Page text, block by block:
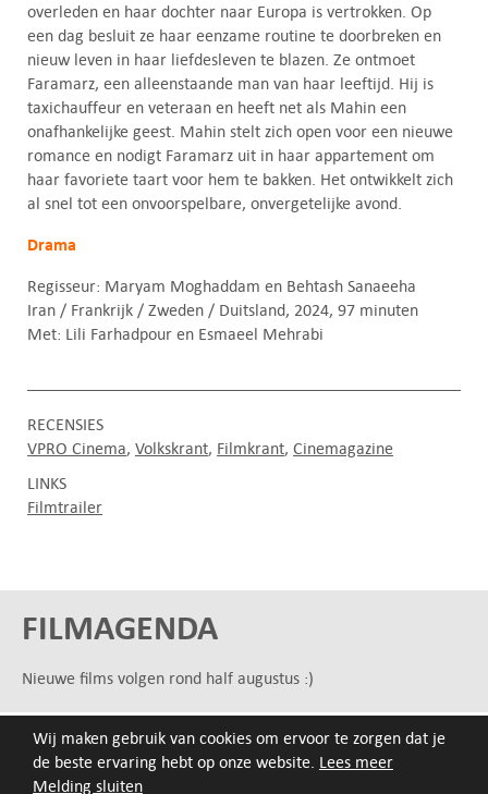
Melding sluiten
Wij maken gebruik van cookies om ervoor te zorgen dat je
de beste ervaring hebt op onze website. Lees meer
overleden en haar dochter naar Europa is vertrokken. Op
een dag besluit ze haar eenzame routine te doorbreken en
nieuw leven in haar liefdesleven te blazen. Ze ontmoet
Faramarz, een alleenstaande man van haar leeftijd. Hij is
taxichauffeur en veteraan en heeft net als Mahin een
onafhankelijke geest. Mahin stelt zich open voor een nieuwe
romance en nodigt Faramarz uit in haar appartement om
haar favoriete taart voor hem te bakken. Het ontwikkelt zich
al snel tot een onvoorspelbare, onvergetelijke avond.
Drama
Regisseur: Maryam Moghaddam en Behtash Sanaeeha
Iran / Frankrijk / Zweden / Duitsland, 2024, 97 minuten
Met: Lili Farhadpour en Esmaeel Mehrabi
RECENSIES
VPRO Cinema Volkskrant Filmkrant Cinemagazine
LINKS
Filmtrailer
FILMAGENDA
Nieuwe films volgen rond half augustus :)
ARCHIEF
Druk op de beginletter van de titel of zoek op titel, regisseur